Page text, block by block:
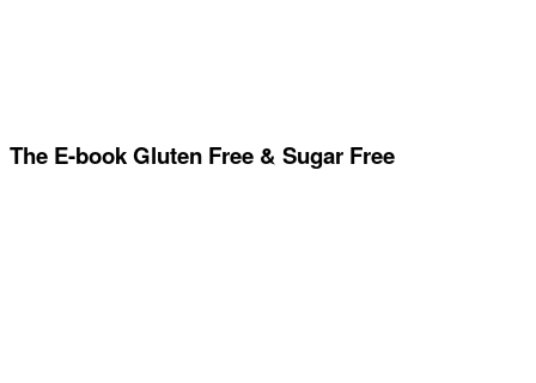
The E-book Gluten Free & Sugar Free